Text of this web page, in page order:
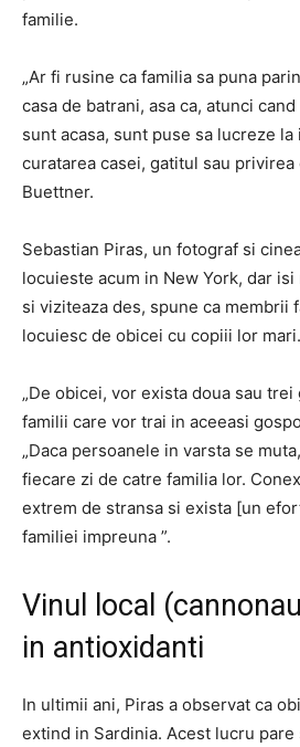
familie.
„Ar fi rusine ca familia sa puna
casa de batrani, asa ca, atunci
sunt acasa, sunt puse sa lucreze
curatarea casei, gatitul sau privirea
Buettner.
Sebastian Piras, un fotograf si
locuieste acum in New York, dar
si viziteaza des, spune ca membrii
locuiesc de obicei cu copiii lor mari.
„De obicei, vor exista doua sau
familii care vor trai in aceeasi
„Daca persoanele in varsta se
fiecare zi de catre familia lor.
extrem de stransa si exista [un
familiei impreuna ”.
Vinul local
in antioxidanti
In ultimii ani, Piras a observat ca
extind in Sardinia. Acest lucru